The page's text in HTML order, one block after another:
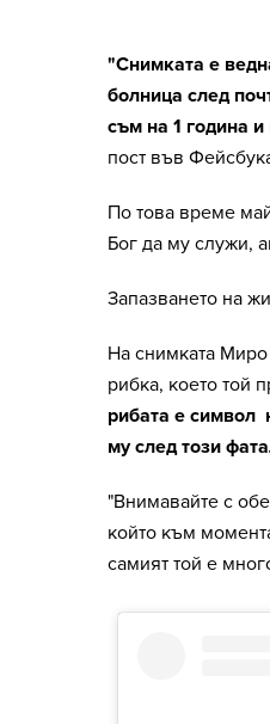
"Снимката е
болница след
съм на 1 година
пост във
По това време
Бог да му служи,
Запазването на
На снимката
рибка, което той
рибата е символ
му след този
"Внимавайте с
който към
самият той е